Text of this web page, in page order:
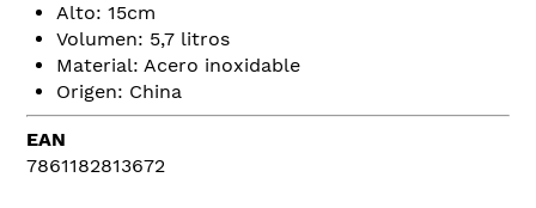
Alto: 15cm
Volumen: 5,7 litros
Material: Acero inoxidable
Origen: China
EAN
7861182813672